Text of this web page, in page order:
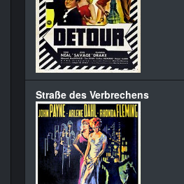
Straße des Verbrechens